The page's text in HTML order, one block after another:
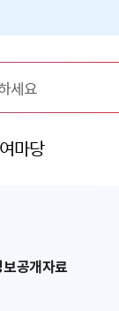
마당
공개자료